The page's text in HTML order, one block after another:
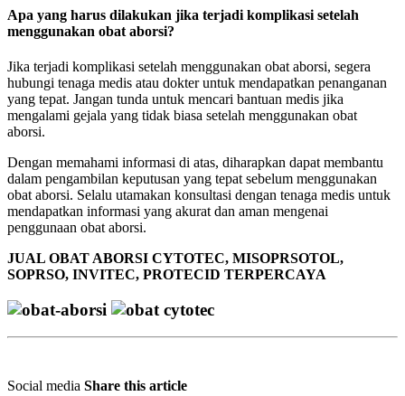
Apa yang harus dilakukan jika terjadi komplikasi setelah
menggunakan obat aborsi?
Jika terjadi komplikasi setelah menggunakan obat aborsi, segera
hubungi tenaga medis atau dokter untuk mendapatkan penanganan
yang tepat. Jangan tunda untuk mencari bantuan medis jika
mengalami gejala yang tidak biasa setelah menggunakan obat
aborsi.
Dengan memahami informasi di atas, diharapkan dapat membantu
dalam pengambilan keputusan yang tepat sebelum menggunakan
obat aborsi. Selalu utamakan konsultasi dengan tenaga medis untuk
mendapatkan informasi yang akurat dan aman mengenai
penggunaan obat aborsi.
JUAL OBAT ABORSI CYTOTEC, MISOPRSOTOL,
SOPRSO, INVITEC, PROTECID TERPERCAYA
Social media Share this article